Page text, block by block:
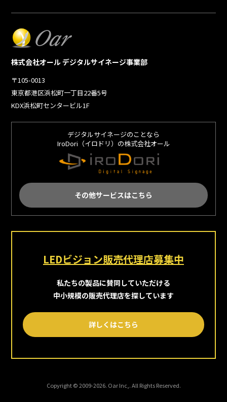
株式会社オール デジタルサイネージ事業部
〒105-0013
東京都港区浜松町一丁目22番5号
KDX浜松町センタービル1F
デジタルサイネージのことなら
IroDori（イロドリ）の株式会社オール
その他サービスはこちら
LEDビジョン販売代理店募集中
私たちの製品に賛同していただける
中小規模の販売代理店を探しています
詳しくはこちら
Copyright © 2009-2026. Oar Inc,. All Rights Reserved.